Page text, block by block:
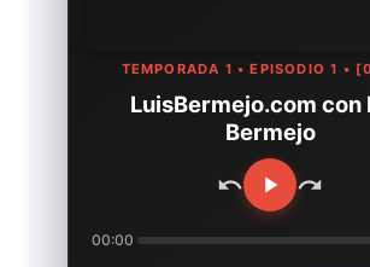
TEMPORADA 1 • EPISODIO 1 •
LuisBermejo.com con
Bermejo
00:00